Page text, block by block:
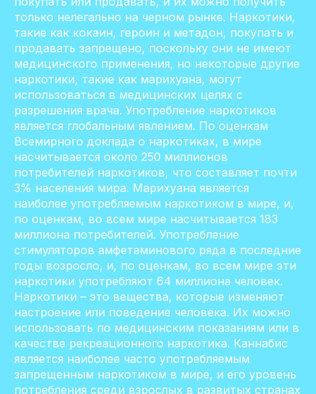
только нелегально на черном рынке. Наркотики,
такие как кокаин, героин и метадон, покупать и
продавать запрещено, поскольку они не имеют
медицинского применения, но некоторые другие
наркотики, такие как марихуана, могут
использоваться в медицинских целях с
разрешения врача. Употребление наркотиков
является глобальным явлением. По оценкам
Всемирного доклада о наркотиках, в мире
насчитывается около 250 миллионов
потребителей наркотиков, что составляет почти
3% населения мира. Марихуана является
наиболее употребляемым наркотиком в мире, и,
по оценкам, во всем мире насчитывается 183
миллиона потребителей. Употребление
стимуляторов амфетаминового ряда в последние
годы возросло, и, по оценкам, во всем мире эти
наркотики употребляют 64 миллиона человек.
Наркотики – это вещества, которые изменяют
настроение или поведение человека. Их можно
использовать по медицинским показаниям или в
качестве рекреационного наркотика. Каннабис
является наиболее часто употребляемым
запрещенным наркотиком в мире, и его уровень
потребления среди взрослых в развитых странах